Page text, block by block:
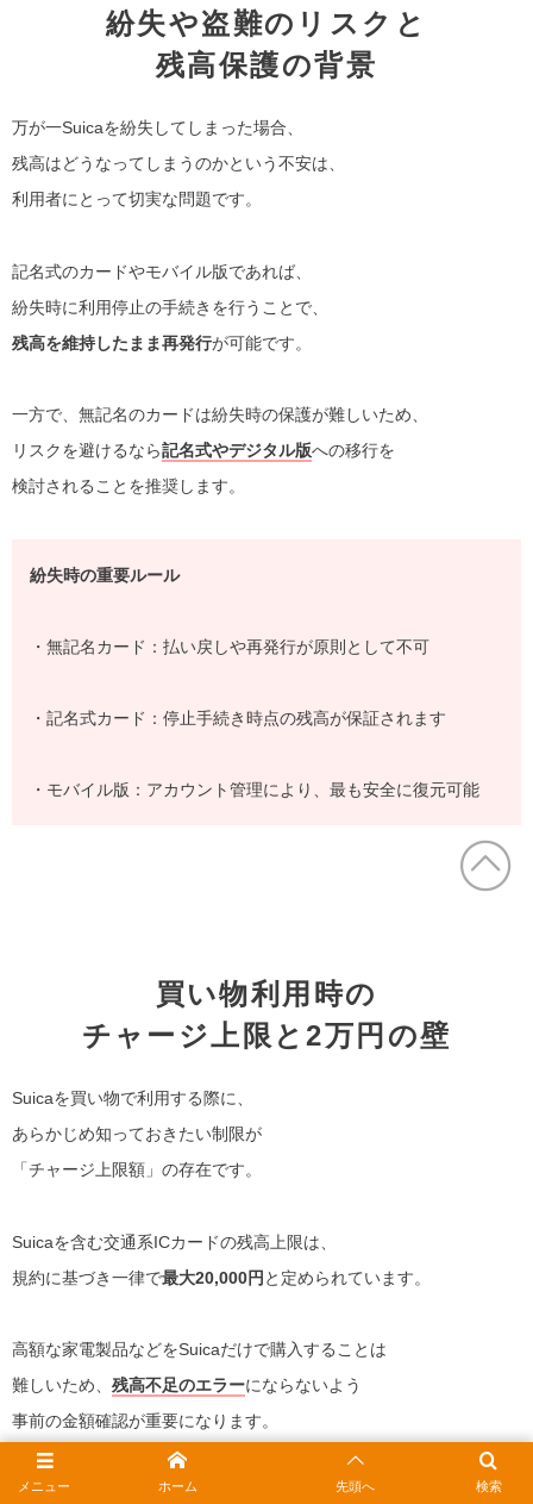
紛失や盗難のリスクと
残高保護の背景
万が一Suicaを紛失してしまった場合、
残高はどうなってしまうのかという不安は、
利用者にとって切実な問題です。
記名式のカードやモバイル版であれば、
紛失時に利用停止の手続きを行うことで、
残高を維持したまま再発行が可能です。
一方で、無記名のカードは紛失時の保護が難しいため、
リスクを避けるなら記名式やデジタル版への移行を
検討されることを推奨します。
紛失時の重要ルール
・無記名カード：払い戻しや再発行が原則として不可
・記名式カード：停止手続き時点の残高が保証されます
・モバイル版：アカウント管理により、最も安全に復元可能
買い物利用時の
チャージ上限と2万円の壁
Suicaを買い物で利用する際に、
あらかじめ知っておきたい制限が
「チャージ上限額」の存在です。
Suicaを含む交通系ICカードの残高上限は、
規約に基づき一律で最大20,000円 と定められています。
高額な家電製品などをSuicaだけで購入することは
難しいため、 残高不足のエラーにならないよう
事前の金額確認が重要になります。
メニュー 検索
ホーム 先頭へ